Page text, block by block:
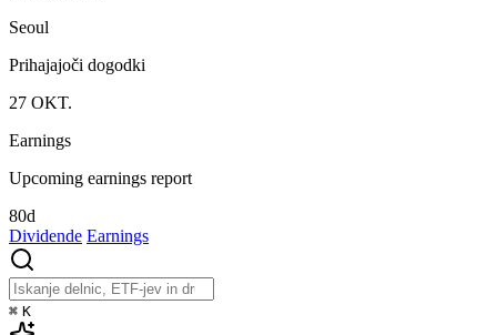
Seoul
Prihajajoči dogodki
27 OKT.
Earnings
Upcoming earnings report
80d
Dividende Earnings
⌘ K